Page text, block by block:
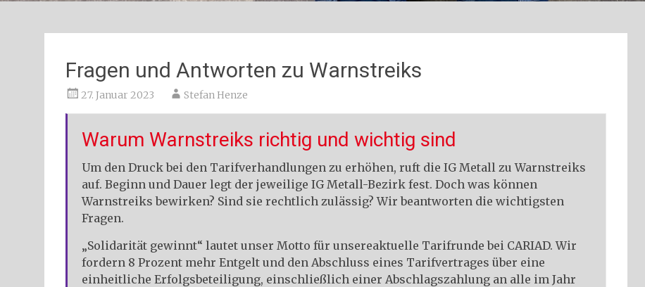
Fragen und Antworten zu Warnstreiks
27. Januar 2023 Stefan Henze
Warum Warnstreiks richtig und wichtig sind
Um den Druck bei den Tarifverhandlungen zu erhöhen, ruft die IG Metall zu Warnstreiks
auf. Beginn und Dauer legt der jeweilige IG Metall-Bezirk fest. Doch was können
Warnstreiks bewirken? Sind sie rechtlich zulässig? Wir beantworten die wichtigsten
Fragen.
„Solidarität gewinnt“ lautet unser Motto für unsereaktuelle Tarifrunde bei CARIAD. Wir
fordern 8 Prozent mehr Entgelt und den Abschluss eines Tarifvertrages über eine
einheitliche Erfolgsbeteiligung, einschließlich einer Abschlagszahlung an alle im Jahr